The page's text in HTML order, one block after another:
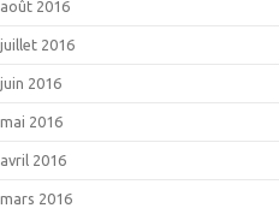
août 2016
juillet 2016
juin 2016
mai 2016
avril 2016
mars 2016